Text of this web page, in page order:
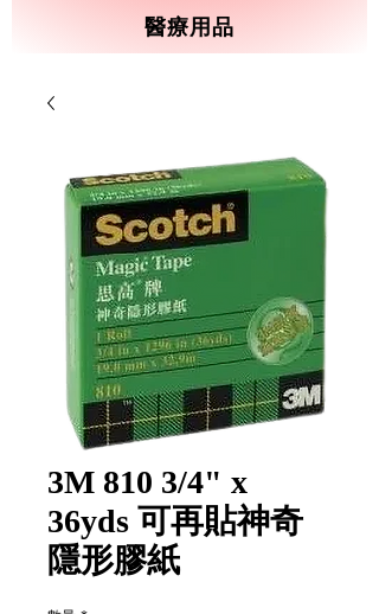
醫療用品
3M 810 3/4" x
36yds 可再貼神奇
隱形膠紙